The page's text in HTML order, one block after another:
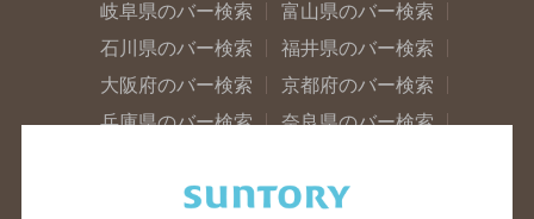
岐阜県のバー検索
富山県のバー検索
石川県のバー検索
福井県のバー検索
大阪府のバー検索
京都府のバー検索
兵庫県のバー検索
奈良県のバー検索
広島県のバー検索
岡山県のバー検索